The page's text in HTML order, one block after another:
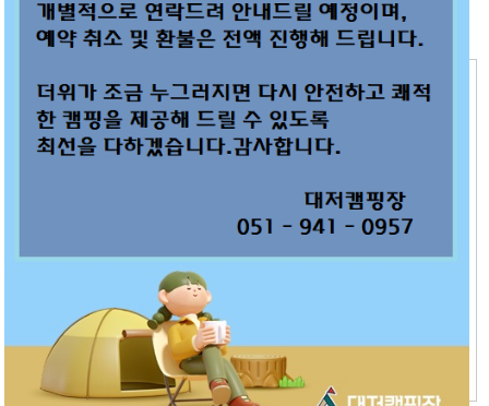
대저캠핑장커뮤니티
공지사항 더보기
03 2026 여름 임시휴장안내
실시간 예약 내용 변경 및 사이트예약방법 변경
31
2023.08
9월 추첨(10월 예약분) 예약 불가 사이트 안내